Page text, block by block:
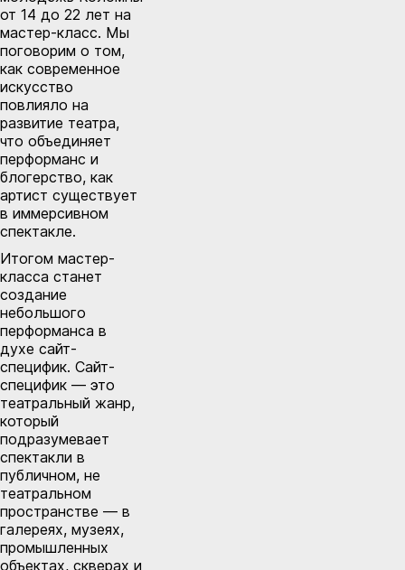
от 14 до 22 лет на
мастер-класс. Мы
поговорим о том,
как современное
искусство
повлияло на
развитие театра,
что объединяет
перформанс и
блогерство, как
артист существует
в иммерсивном
спектакле.
Итогом мастер-
класса станет
создание
небольшого
перформанса в
духе сайт-
специфик. Сайт-
специфик — это
театральный жанр,
который
подразумевает
спектакли в
публичном, не
театральном
пространстве — в
галереях, музеях,
промышленных
объектах, скверах и